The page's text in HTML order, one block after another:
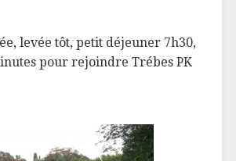
levée tôt, petit déjeuner 7h30,
pour rejoindre Trébes PK